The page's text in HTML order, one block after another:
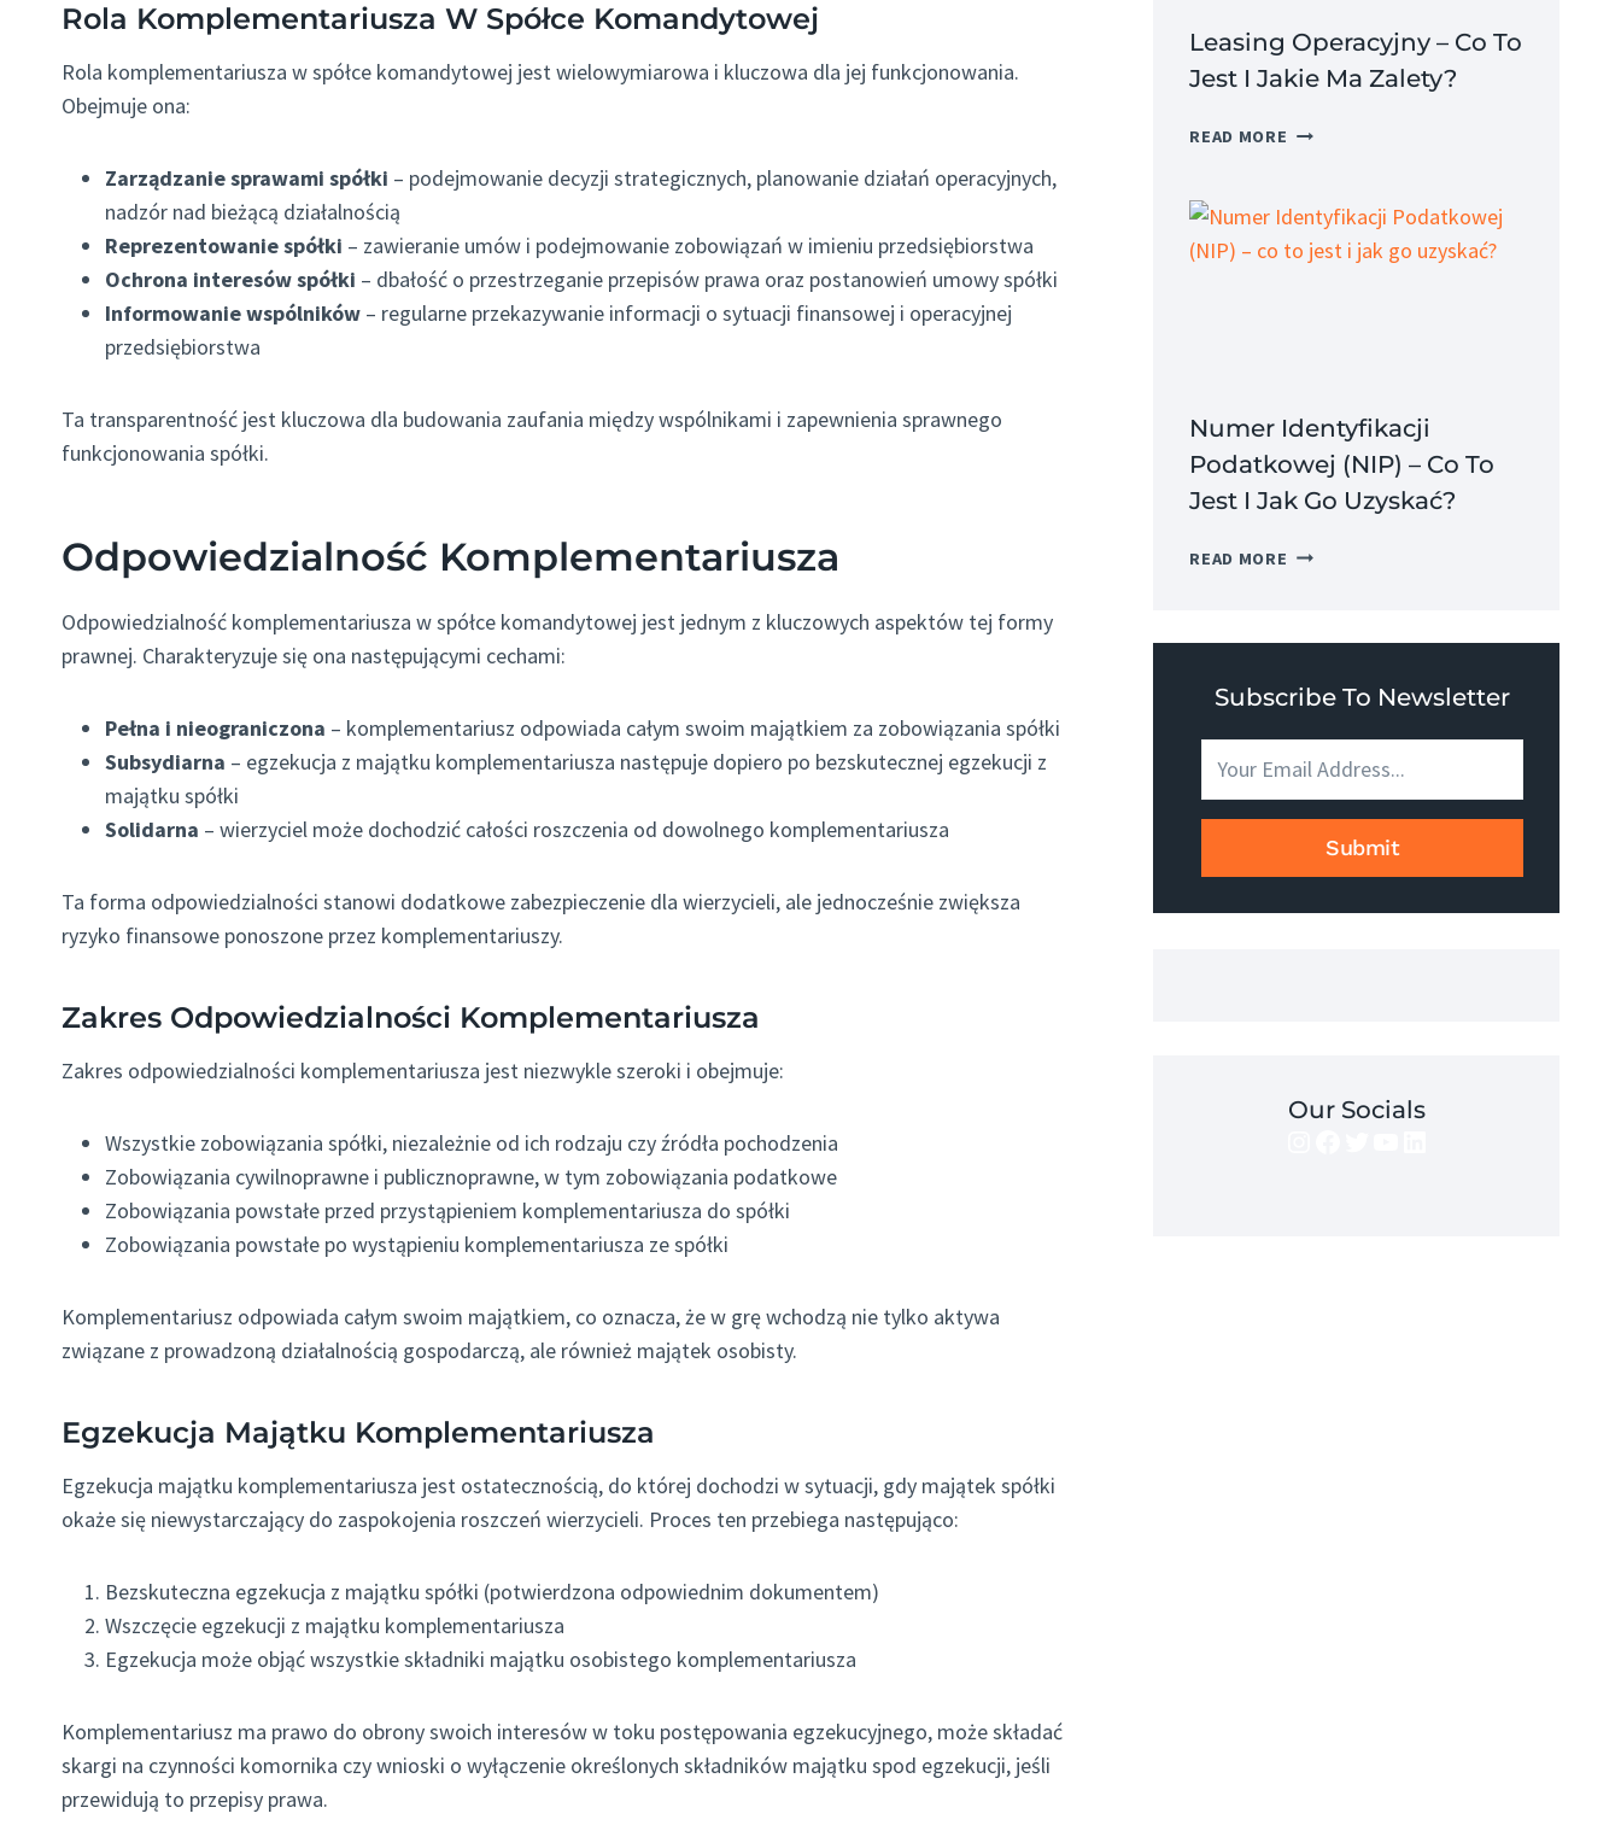
Rola Komplementariusza W Spółce Komandytowej
Rola komplementariusza w spółce komandytowej jest wielowymiarowa i kluczowa dla jej funkcjonowania.
Obejmuje ona:
Zarządzanie sprawami spółki – podejmowanie decyzji strategicznych, planowanie działań operacyjnych,
nadzór nad bieżącą działalnością
Reprezentowanie spółki – zawieranie umów i podejmowanie zobowiązań w imieniu przedsiębiorstwa
Ochrona interesów spółki – dbałość o przestrzeganie przepisów prawa oraz postanowień umowy spółki
Informowanie wspólników – regularne przekazywanie informacji o sytuacji finansowej i operacyjnej
przedsiębiorstwa
Ta transparentność jest kluczowa dla budowania zaufania między wspólnikami i zapewnienia sprawnego
funkcjonowania spółki.
Odpowiedzialność Komplementariusza
Odpowiedzialność komplementariusza w spółce komandytowej jest jednym z kluczowych aspektów tej formy
prawnej. Charakteryzuje się ona następującymi cechami:
Pełna i nieograniczona – komplementariusz odpowiada całym swoim majątkiem za zobowiązania spółki
Subsydiarna – egzekucja z majątku komplementariusza następuje dopiero po bezskutecznej egzekucji z
majątku spółki
Solidarna – wierzyciel może dochodzić całości roszczenia od dowolnego komplementariusza
Ta forma odpowiedzialności stanowi dodatkowe zabezpieczenie dla wierzycieli, ale jednocześnie zwiększa
ryzyko finansowe ponoszone przez komplementariuszy.
Zakres Odpowiedzialności Komplementariusza
Zakres odpowiedzialności komplementariusza jest niezwykle szeroki i obejmuje:
Wszystkie zobowiązania spółki, niezależnie od ich rodzaju czy źródła pochodzenia
Zobowiązania cywilnoprawne i publicznoprawne, w tym zobowiązania podatkowe
Zobowiązania powstałe przed przystąpieniem komplementariusza do spółki
Zobowiązania powstałe po wystąpieniu komplementariusza ze spółki
Komplementariusz odpowiada całym swoim majątkiem, co oznacza, że w grę wchodzą nie tylko aktywa
związane z prowadzoną działalnością gospodarczą, ale również majątek osobisty.
Egzekucja Majątku Komplementariusza
Egzekucja majątku komplementariusza jest ostatecznością, do której dochodzi w sytuacji, gdy majątek spółki
okaże się niewystarczający do zaspokojenia roszczeń wierzycieli. Proces ten przebiega następująco:
Bezskuteczna egzekucja z majątku spółki (potwierdzona odpowiednim dokumentem)
Wszczęcie egzekucji z majątku komplementariusza
Egzekucja może objąć wszystkie składniki majątku osobistego komplementariusza
Komplementariusz ma prawo do obrony swoich interesów w toku postępowania egzekucyjnego, może składać
skargi na czynności komornika czy wnioski o wyłączenie określonych składników majątku spod egzekucji, jeśli
przewidują to przepisy prawa.
Leasing Operacyjny – Co To
Jest I Jakie Ma Zalety?
READ MORE LEASING
CO
TO
JEST
Numer Identyfikacji
Podatkowej (NIP) – Co To
Jest I Jak Go Uzyskać?
READ MORE NUMER
CO
JEST
I
JAK
UZYSKAĆ?
Subscribe To Newsletter
Submit
Our Socials